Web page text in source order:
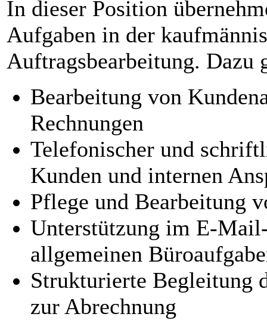
In dieser Position
Aufgaben in der
Auftragsbearbeitung. Dazu
Bearbeitung von
Rechnungen
Telefonischer und
Kunden und internen
Pflege und Bearbeitung
Unterstützung im E-
allgemeinen
Strukturierte Begleitung
zur Abrechnung